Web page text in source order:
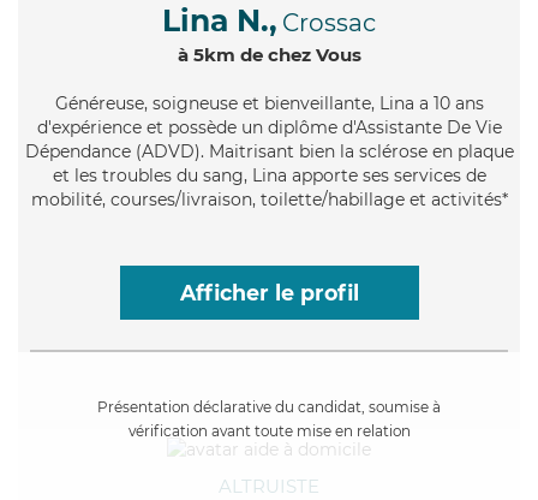
Lina N., Crossac
à 5km de chez Vous
Généreuse, soigneuse et bienveillante, Lina a 10 ans
d'expérience et possède un diplôme d'Assistante De Vie
Dépendance (ADVD). Maitrisant bien la sclérose en plaque
et les troubles du sang, Lina apporte ses services de
mobilité, courses/livraison, toilette/habillage et activités*
Afficher le profil
Présentation déclarative du candidat, soumise à
vérification avant toute mise en relation
ALTRUISTE